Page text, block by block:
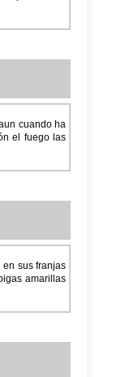
cuando ha
el fuego las
en sus franjas
amarillas